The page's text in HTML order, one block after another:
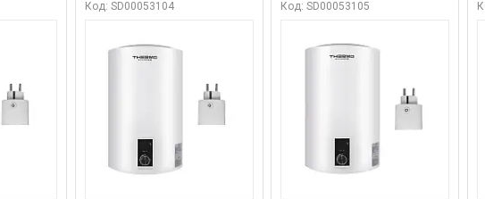
SD00053104 SD00053105